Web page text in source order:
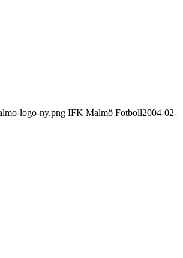
logo-ny.png IFK Malmö Fotboll2004-02-